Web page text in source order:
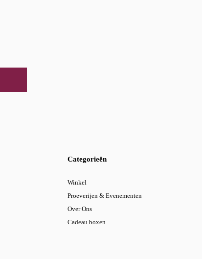
Categorieën
Winkel
Proeverijen & Evenementen
Over Ons
Cadeau boxen